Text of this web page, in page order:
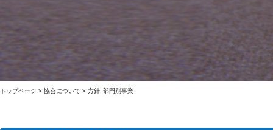
トップページ > 協会について > 方針･部門別事業